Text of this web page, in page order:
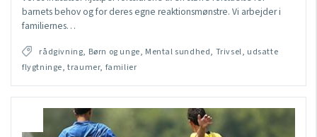
barnets behov og for deres egne reaktionsmønstre. Vi arbejder i
familiernes…
rådgivning, Børn og unge, Mental sundhed, Trivsel, udsatte
flygtninge, traumer, familier